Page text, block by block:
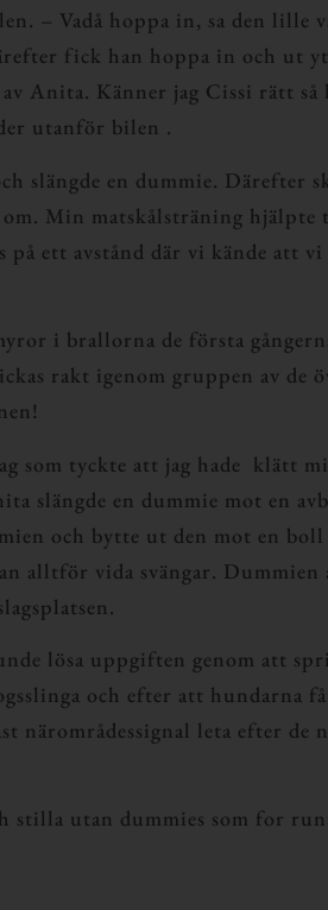
– Vadå hoppa in, sa den lille
fick han hoppa in och ut
Anita. Känner jag Cissi rätt så
utanför bilen .
slängde en dummie. Därefter
om. Min matskålsträning
ett avstånd där vi kände att
i brallorna de första
rakt igenom gruppen av de
som tyckte att jag hade klätt
slängde en dummie mot en
och bytte ut den mot en boll
alltför vida svängar. Dummien
lösa uppgiften genom att
och efter att hundarna
leta efter de
stilla utan dummies som for